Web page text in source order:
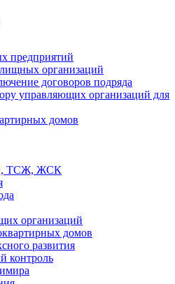
предприятий
организаций
договоров подряда
управляющих организаций для
домов
ТСЖ, ЖСК
организаций
домов
развития
контроль